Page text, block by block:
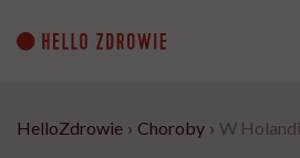
content
HelloZdrowie › Choroby › W